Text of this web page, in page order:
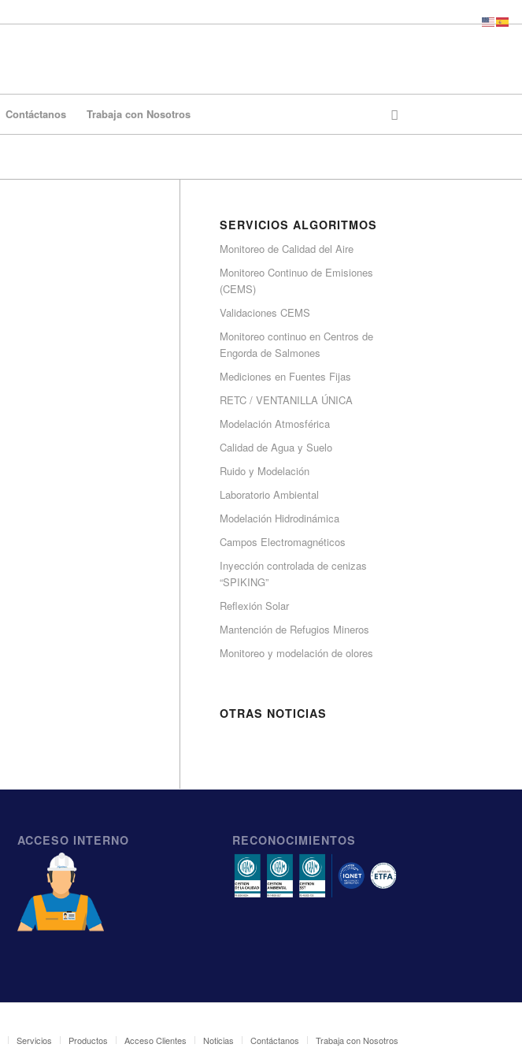
Contáctanos Trabaja con Nosotros
SERVICIOS ALGORITMOS
Monitoreo de Calidad del Aire
Monitoreo Continuo de Emisiones
(CEMS)
Validaciones CEMS
Monitoreo continuo en Centros de
Engorda de Salmones
Mediciones en Fuentes Fijas
RETC / VENTANILLA ÚNICA
Modelación Atmosférica
Calidad de Agua y Suelo
Ruido y Modelación
Laboratorio Ambiental
Modelación Hidrodinámica
Campos Electromagnéticos
Inyección controlada de cenizas
“SPIKING”
Reflexión Solar
Mantención de Refugios Mineros
Monitoreo y modelación de olores
OTRAS NOTICIAS
ACCESO INTERNO RECONOCIMIENTOS
Servicios Productos Acceso Clientes Noticias Contáctanos Trabaja con Nosotros